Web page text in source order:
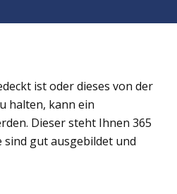
ist oder dieses von der
halten, kann ein
Dieser steht Ihnen 365
sind gut ausgebildet und